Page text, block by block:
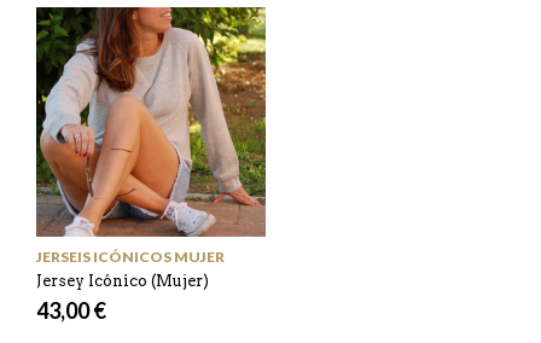
JERSEIS ICÓNICOS MUJER
Jersey Icónico (Mujer)
43,00 €